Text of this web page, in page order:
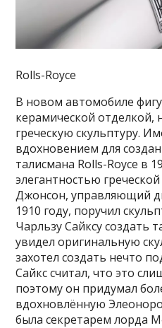
Rolls-Royce
В новом автомобиле
керамической
греческую скульптуру.
вдохновением для
талисмана Rolls-Royce в
элегантностью
Джонсон, управляющий
1910 году, поручил
Чарльзу Сайксу создать
увидел оригинальную
захотел создать нечто
Сайкс считал, что это
поэтому он придумал
вдохновлённую
была секретарем лорда